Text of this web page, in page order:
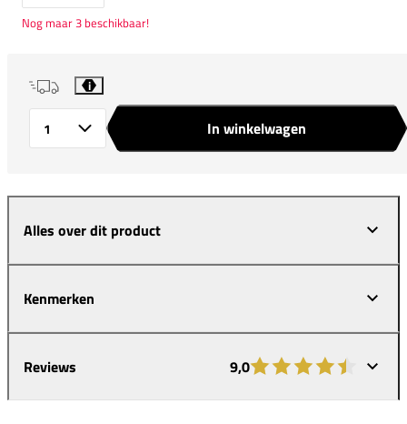
Nog maar 3 beschikbaar!
i
In winkelwagen
Alles over dit product
Kenmerken
Reviews 9,0